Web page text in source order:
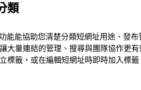
類
能能協助您清楚分類短網址用途、發布
大量連結的管理、搜尋與團隊協作更有
標籤，或在編輯短網址時即時加入標籤